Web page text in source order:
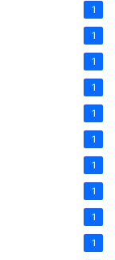
1
1
1
1
1
1
1
1
1
1